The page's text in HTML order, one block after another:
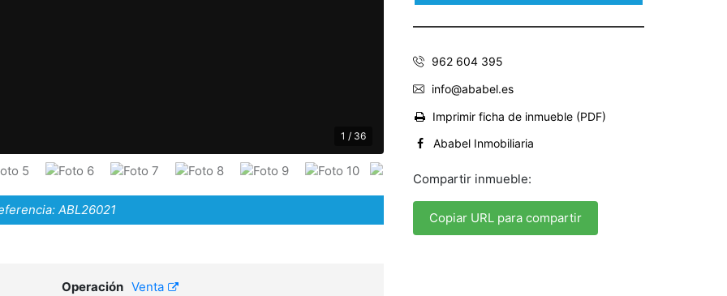
1 / 36
ABL26021
Operación Venta
962 604 395
info@ababel.es
Imprimir ficha de inmueble (PDF)
Ababel Inmobiliaria
Compartir inmueble:
Copiar URL para compartir